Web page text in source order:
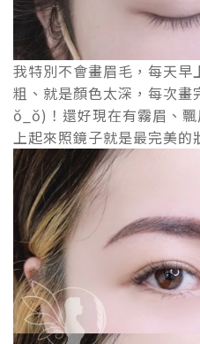
我特別不會畫眉毛，每天
粗、就是顏色太深，每次畫
ŏ_ŏ)！還好現在有霧眉、
上起來照鏡子就是最完美的